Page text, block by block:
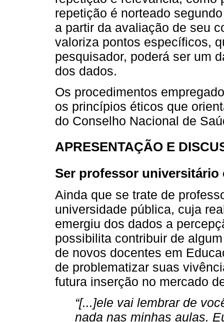
repetição é norteado
a partir da avaliação de seu
valoriza pontos específicos,
pesquisador, poderá ser um
dos dados.
Os procedimentos
os princípios éticos que
do Conselho Nacional de
APRESENTAÇÃO E
Ser professor universitário
Ainda que se trate de
universidade pública, cuja
emergiu dos dados a
possibilita contribuir de
de novos docentes em
de problematizar suas
futura inserção no mercado
“[...]ele vai lembrar de
nada nas minhas aulas.